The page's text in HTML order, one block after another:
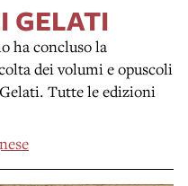
GELATI
ha concluso la
dei volumi e opuscoli
Tutte le edizioni